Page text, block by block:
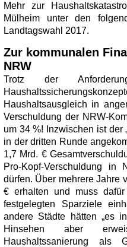
Mehr zur
Mülheim unter den
Landtagswahl 2017.
Zur kommunalen
NRW
Trotz der
Haushaltsausgleich in
Verschuldung der NRW-
um 34 %! Inzwischen ist der
in der dritten Runde
1,7 Mrd. €
Pro-Kopf-Verschuldung
dürfen. Über mehrere Jahre
€ erhalten und muss
festgelegten Sparziele
andere Städte hätten „es
Hinsehen aber
Haushaltssanierung als